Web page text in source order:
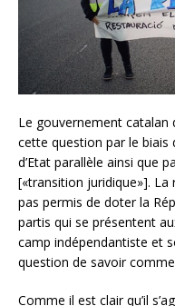
Le gouvernement catalan
cette question par le biais
d’Etat parallèle ainsi que
[«transition juridique»]. La
pas permis de doter la
partis qui se présentent
camp indépendantiste et
question de savoir
Comme il est clair qu’il